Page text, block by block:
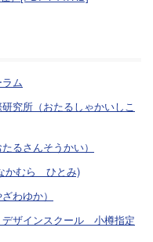
ム
究所（おたるしゃかいしこ
るさんそうかい）
かむら ひとみ)
わゆか）
ザインスクール 小樽指定